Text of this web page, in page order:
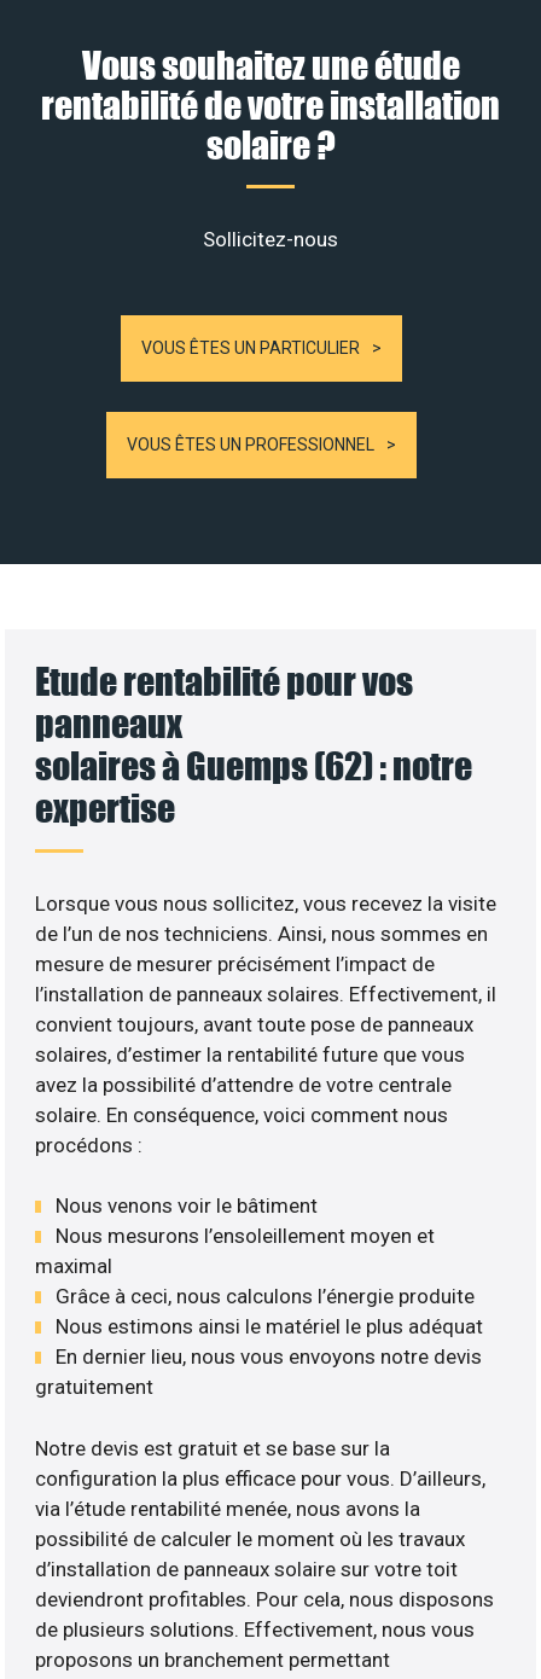
Vous souhaitez une étude
rentabilité de votre installation
solaire ?
Sollicitez-nous
VOUS ÊTES UN PARTICULIER
VOUS ÊTES UN PROFESSIONNEL
Etude rentabilité pour vos
panneaux
solaires à Guemps (62) : notre
expertise
Lorsque vous nous sollicitez, vous recevez la visite
de l’un de nos techniciens. Ainsi, nous sommes en
mesure de mesurer précisément l’impact de
l’installation de panneaux solaires. Effectivement, il
convient toujours, avant toute pose de panneaux
solaires, d’estimer la rentabilité future que vous
avez la possibilité d’attendre de votre centrale
solaire. En conséquence, voici comment nous
procédons :
Nous venons voir le bâtiment
Nous mesurons l’ensoleillement moyen et
maximal
Grâce à ceci, nous calculons l’énergie produite
Nous estimons ainsi le matériel le plus adéquat
En dernier lieu, nous vous envoyons notre devis
gratuitement
Notre devis est gratuit et se base sur la
configuration la plus efficace pour vous. D’ailleurs,
via l’étude rentabilité menée, nous avons la
possibilité de calculer le moment où les travaux
d’installation de panneaux solaire sur votre toit
deviendront profitables. Pour cela, nous disposons
de plusieurs solutions. Effectivement, nous vous
proposons un branchement permettant